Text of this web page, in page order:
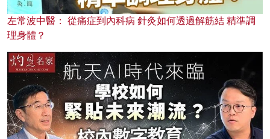
左常波中醫： 從痛症到內科病 針灸如何透過解筋結 精準調
理身體？